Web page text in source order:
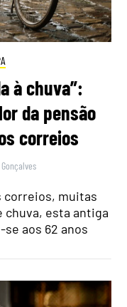
à chuva”:
da pensão
correios
correios, muitas
chuva, esta antiga
aos 62 anos